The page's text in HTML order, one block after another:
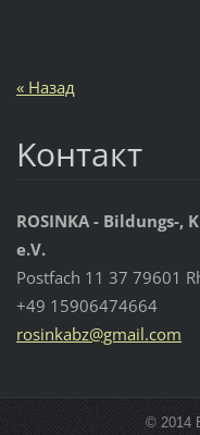
« Назад
Koнтакт
ROSINKA - Bildungs-
e.V.
Postfach 11 37 79601
+49 15906474664
rosinkabz@gmail.com
© 2014